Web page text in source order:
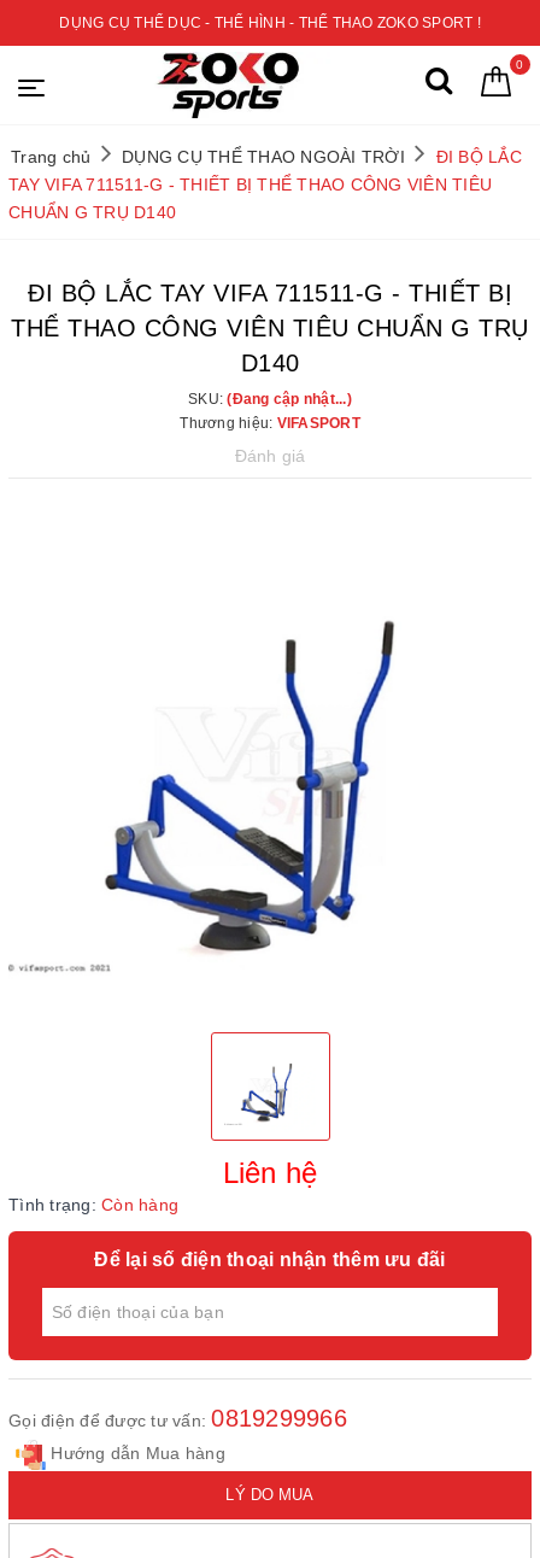
DỤNG CỤ THỂ DỤC - THỂ HÌNH - THỂ THAO ZOKO SPORT !
0
Trang chủ DỤNG CỤ THỂ THAO NGOÀI TRỜI
ĐI BỘ LẮC
TAY VIFA 711511-G - THIẾT BỊ THỂ THAO CÔNG VIÊN TIÊU
CHUẨN G TRỤ D140
ĐI BỘ LẮC TAY VIFA 711511-G - THIẾT BỊ
THỂ THAO CÔNG VIÊN TIÊU CHUẨN G TRỤ
D140
SKU:(Đang cập nhật...)
Thương hiệu: VIFASPORT
Đánh giá
Liên hệ
Tình trạng: Còn hàng
Để lại số điện thoại nhận thêm ưu đãi
Gọi điện để được tư vấn:0819299966
Hướng dẫn Mua hàng
LÝ DO MUA